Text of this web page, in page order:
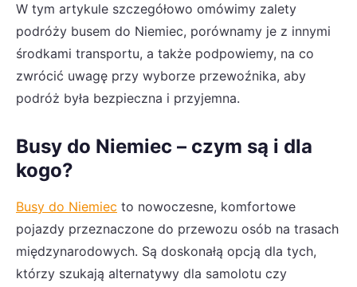
W tym artykule szczegółowo omówimy zalety
podróży busem do Niemiec, porównamy je z innymi
środkami transportu, a także podpowiemy, na co
zwrócić uwagę przy wyborze przewoźnika, aby
podróż była bezpieczna i przyjemna.
Busy do Niemiec – czym są i dla
kogo?
Busy do Niemiec to nowoczesne, komfortowe
pojazdy przeznaczone do przewozu osób na trasach
międzynarodowych. Są doskonałą opcją dla tych,
którzy szukają alternatywy dla samolotu czy